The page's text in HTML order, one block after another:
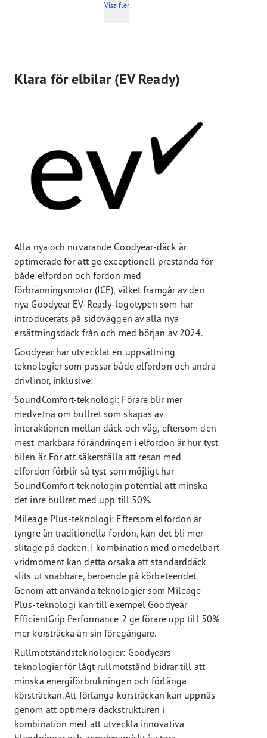
Visa fler
Klara för elbilar (EV Ready)
Alla nya och nuvarande Goodyear-däck är
optimerade för att ge exceptionell prestanda för
både elfordon och fordon med
förbränningsmotor (ICE), vilket framgår av den
nya Goodyear EV-Ready-logotypen som har
introducerats på sidoväggen av alla nya
ersättningsdäck från och med början av 2024.
Goodyear har utvecklat en uppsättning
teknologier som passar både elfordon och andra
drivlinor, inklusive:
SoundComfort-teknologi: Förare blir mer
medvetna om bullret som skapas av
interaktionen mellan däck och väg, eftersom den
mest märkbara förändringen i elfordon är hur tyst
bilen är. För att säkerställa att resan med
elfordon förblir så tyst som möjligt har
SoundComfort-teknologin potential att minska
det inre bullret med upp till 50%.
Mileage Plus-teknologi: Eftersom elfordon är
tyngre än traditionella fordon, kan det bli mer
slitage på däcken. I kombination med omedelbart
vridmoment kan detta orsaka att standarddäck
slits ut snabbare, beroende på körbeteendet.
Genom att använda teknologier som Mileage
Plus-teknologi kan till exempel Goodyear
EfficientGrip Performance 2 ge förare upp till 50%
mer körsträcka än sin föregångare.
Rullmotståndsteknologier: Goodyears
teknologier för lågt rullmotstånd bidrar till att
minska energiförbrukningen och förlänga
körsträckan. Att förlänga körsträckan kan uppnås
genom att optimera däckstrukturen i
kombination med att utveckla innovativa